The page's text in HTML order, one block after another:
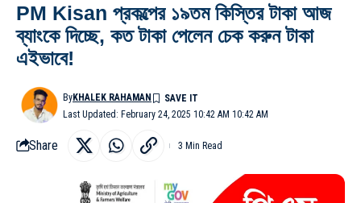
PM Kisan প্রকল্পের ১৯তম কিস্তির টাকা আজ
ব্যাংকে দিচ্ছে, কত টাকা পেলেন চেক করুন টাকা
এইভাবে!
Last Updated: February 24, 2025 10:42 AM 10:42 AM
ByKHALEK RAHAMAN
Share 3 Min Read